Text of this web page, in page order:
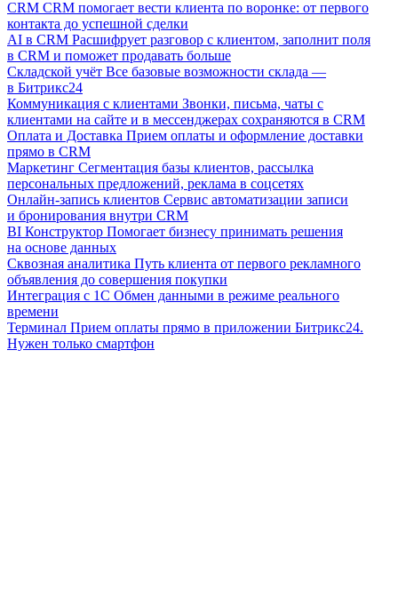
CRM CRM помогает вести клиента по воронке: от первого
контакта до успешной сделки
AI в CRM Расшифрует разговор с клиентом, заполнит поля
в CRM и поможет продавать больше
Складской учёт Все базовые возможности склада —
в Битрикс24
Коммуникация с клиентами Звонки, письма, чаты с
клиентами на сайте и в мессенджерах сохраняются в CRM
Оплата и Доставка Прием оплаты и оформление доставки
прямо в CRM
Маркетинг Сегментация базы клиентов, рассылка
персональных предложений, реклама в соцсетях
Онлайн-запись клиентов Сервис автоматизации записи
и бронирования внутри CRM
BI Конструктор Помогает бизнесу принимать решения
на основе данных
Сквозная аналитика Путь клиента от первого рекламного
объявления до совершения покупки
Интеграция с 1С Обмен данными в режиме реального
времени
Терминал Прием оплаты прямо в приложении Битрикс24.
Нужен только смартфон